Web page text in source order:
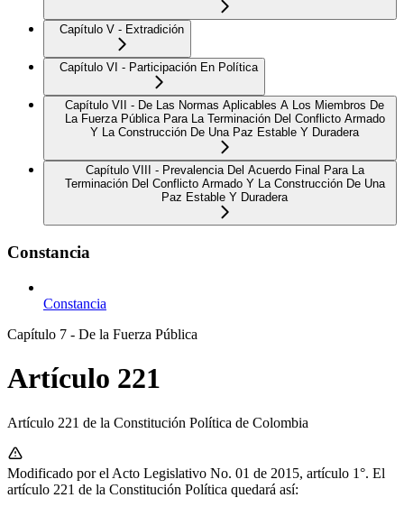
Capítulo V - Extradición
Capítulo VI - Participación En Política
Capítulo VII - De Las Normas Aplicables A Los Miembros De
La Fuerza Pública Para La Terminación Del Conflicto Armado
Y La Construcción De Una Paz Estable Y Duradera
Capítulo VIII - Prevalencia Del Acuerdo Final Para La
Terminación Del Conflicto Armado Y La Construcción De Una
Paz Estable Y Duradera
Constancia
Constancia
Capítulo 7 - De la Fuerza Pública
Artículo 221
Artículo 221 de la Constitución Política de Colombia
Modificado por el Acto Legislativo No. 01 de 2015, artículo 1°. El
artículo 221 de la Constitución Política quedará así: